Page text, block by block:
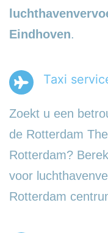
Eindhoven.
Taxi
Zoekt u een
de Rotterdam
Rotterdam?
voor
Rotterdam